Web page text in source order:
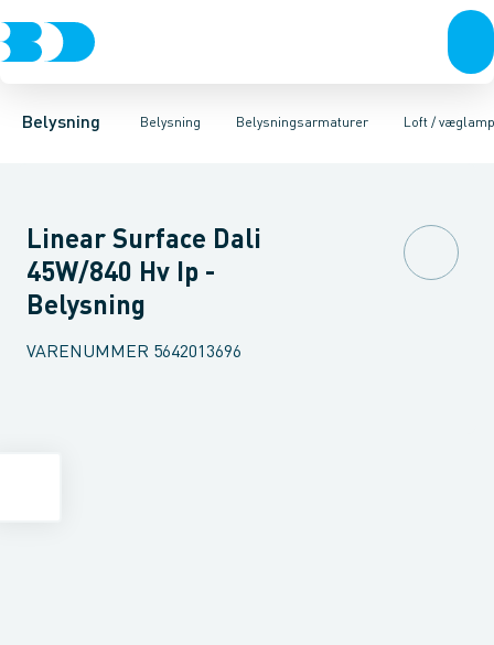
Belysning Belysning
Belysning Belysningsarmaturer
LyskilderBelysningsarmaturerLysstyringTilbehør tilLoft /
PendlerIndustriarmatur og halbelysningArmaturer for vej og
Linear Surface Dali
45W/840 Hv Ip -
Belysning
VARENUMMER 5642013696